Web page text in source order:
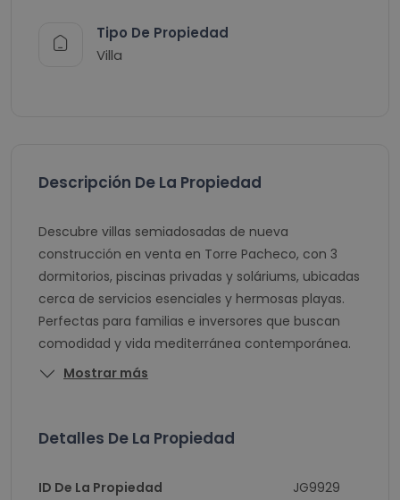
Tipo De Propiedad
Villa
Descripción De La Propiedad
Descubre villas semiadosadas de nueva
construcción en venta en Torre Pacheco, con 3
dormitorios, piscinas privadas y soláriums, ubicadas
cerca de servicios esenciales y hermosas playas.
Perfectas para familias e inversores que buscan
comodidad y vida mediterránea contemporánea.
Mostrar más
Detalles De La Propiedad
ID De La Propiedad
JG9929